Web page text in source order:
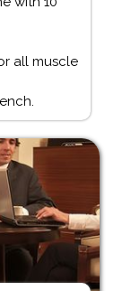
all muscle